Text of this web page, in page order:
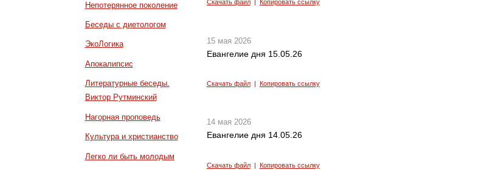
Непотерянное поколение
Беседы с диетологом
ЭкоЛогика
Апокалипсис
Литературные беседы.
Виктор Рутминский
Нагорная проповедь
Культура и христианство
Легко ли быть молодым
Скачать файл| Копировать ссылку
15 мая 2026
Евангелие дня 15.05.26
Скачать файл| Копировать ссылку
14 мая 2026
Евангелие дня 14.05.26
Скачать файл| Копировать ссылку